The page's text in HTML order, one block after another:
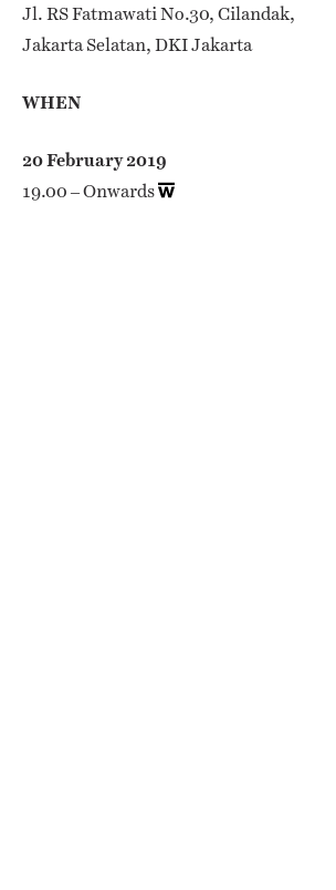
Jl. RS Fatmawati No.30, Cilandak,
Jakarta Selatan, DKI Jakarta
WHEN
20 February 2019
19.00 – Onwards